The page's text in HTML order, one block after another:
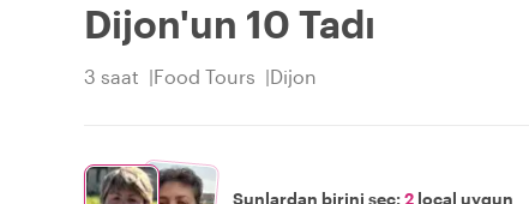
Dijon'un 10 Tadı
3 saat Food Tours Dijon
Şunlardan birini seç:2 local uygun